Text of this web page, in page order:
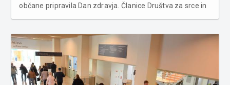
občane pripravila Dan zdravja. Članice Društva za srce in
in...